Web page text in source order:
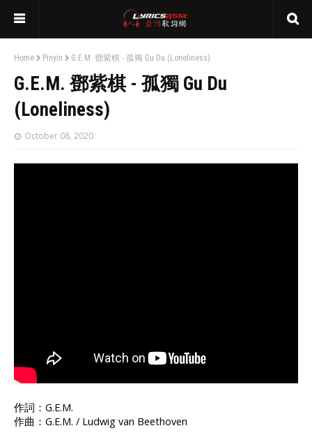
Home Pinyin G.E.M. 鄧紫棋 - 孤獨 Gu Du (Loneliness)
G.E.M. 鄧紫棋 - 孤獨 Gu Du
(Loneliness)
October 08, 2020
作詞：G.E.M.
作曲：G.E.M. / Ludwig van Beethoven